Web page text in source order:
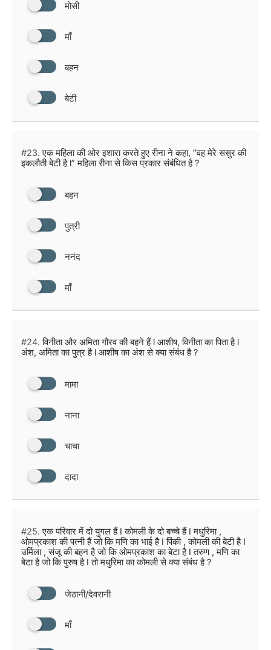
मोसी
माँ
बहन
बेटी
#23. एक महिला की ओर इशारा करते हुए रीना ने कहा, “वह मेरे ससुर की
इकलौती बेटी है l” महिला रीना से किस प्रकार संबंधित है ?
बहन
पुत्री
ननंद
माँ
#24. विनीता और अमिता गौरव की बहने हैं l आशीष, विनीता का पिता है l
अंश, अमिता का पुत्र है l आशीष का अंश से क्या संबंध है ?
मामा
नाना
चाचा
दादा
#25. एक परिवार में दो युगल हैं I कोमली के दो बच्चे हैं I मधुरिमा ,
ओमप्रकाश की पत्नी हैं जो कि मणि का भाई है I पिंकी , कोमली की बेटी है I
उर्मिला , संजू की बहन है जो कि ओमप्रकाश का बेटा है I तरुण , मणि का
बेटा है जो कि पुरुष है I तो मधुरिमा का कोमली से क्या संबंध है ?
जेठानी/देवरानी
माँ